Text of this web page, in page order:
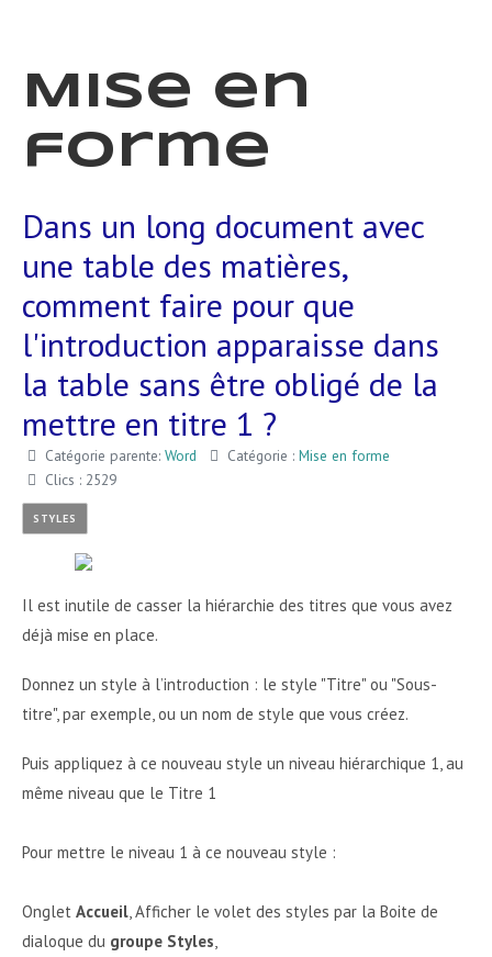
Mise en
forme
Dans un long document avec
une table des matières,
comment faire pour que
l'introduction apparaisse dans
la table sans être obligé de la
mettre en titre 1 ?
Catégorie parente: Word Catégorie : Mise en forme
Clics : 2529
STYLES
Il est inutile de casser la hiérarchie des titres que vous avez
déjà mise en place.
Donnez un style à l’introduction : le style "Titre" ou "Sous-
titre", par exemple, ou un nom de style que vous créez.
Puis appliquez à ce nouveau style un niveau hiérarchique 1, au
même niveau que le Titre 1
Pour mettre le niveau 1 à ce nouveau style :
Onglet Accueil, Afficher le volet des styles par la Boite de
dialoque du groupe Styles,